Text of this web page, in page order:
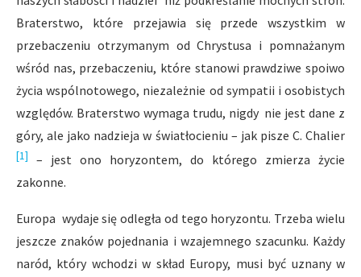
Braterstwo, które przejawia się przede wszystkim w
przebaczeniu otrzymanym od Chrystusa i pomnażanym
wśród nas, przebaczeniu, które stanowi prawdziwe spoiwo
życia wspólnotowego, niezależnie od sympatii i osobistych
względów. Braterstwo wymaga trudu, nigdy nie jest dane z
góry, ale jako nadzieja w światłocieniu – jak pisze C. Chalier
[1]
– jest ono horyzontem, do którego zmierza życie
zakonne.
Europa wydaje się odległa od tego horyzontu. Trzeba wielu
jeszcze znaków pojednania i wzajemnego szacunku. Każdy
naród, który wchodzi w skład Europy, musi być uznany w